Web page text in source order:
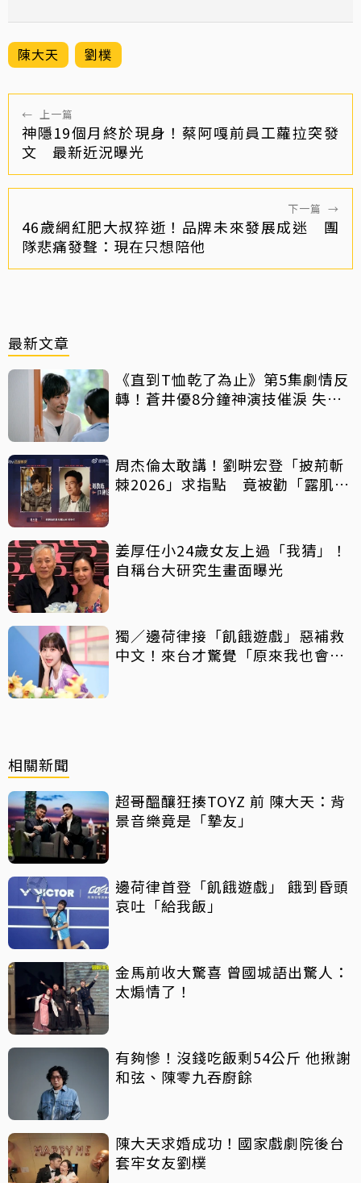
陳大天 劉樸
← 上一篇
神隱19個月終於現身！蔡阿嘎前員工蘿拉突發
文 最新近況曝光
下一篇 →
46歲網紅肥大叔猝逝！品牌未來發展成迷 團
隊悲痛發聲：現在只想陪他
最新文章
《直到T恤乾了為止》第5集劇情反
轉！蒼井優8分鐘神演技催淚 失蹤
周杰倫太敢講！劉畊宏登「披荊斬
棘2026」求指點 竟被勸「露肌肉
姜厚任小24歲女友上過「我猜」！
自稱台大研究生畫面曝光
獨／邊荷律接「飢餓遊戲」惡補救
中文！來台才驚覺「原來我也會
相關新聞
超哥醞釀狂揍TOYZ 前 陳大天：背
景音樂竟是「摯友」
邊荷律首登「飢餓遊戲」 餓到昏頭
哀吐「給我飯」
金馬前收大驚喜 曾國城語出驚人：
太煽情了！
有夠慘！沒錢吃飯剩54公斤 他揪謝
和弦、陳零九吞廚餘
陳大天求婚成功！國家戲劇院後台
套牢女友劉樸